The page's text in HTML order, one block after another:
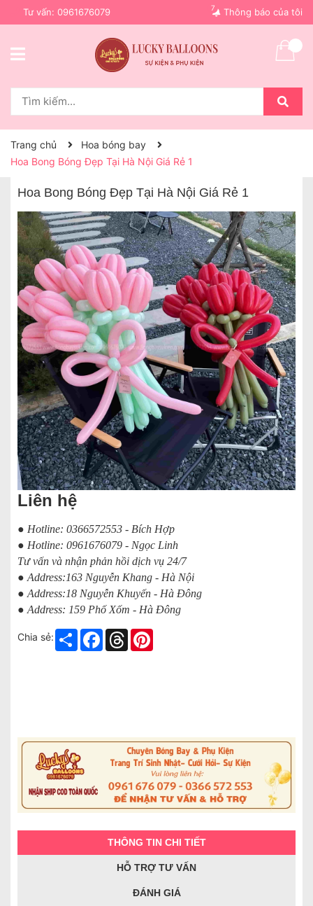
Tư vấn: 0961676079 Thông báo của tôi
7
Trang chủ
Hoa bóng bay
Hoa Bong Bóng Đẹp Tại Hà Nội Giá Rẻ 1
Hoa Bong Bóng Đẹp Tại Hà Nội Giá Rẻ 1
Liên hệ
● Hotline: 0366572553 - Bích Hợp
● Hotline: 0961676079 - Ngọc Linh
Tư vấn và nhận phản hồi dịch vụ 24/7
● Address:163 Nguyễn Khang - Hà Nội
● Address:18 Nguyễn Khuyến - Hà Đông
● Address: 159 Phố Xốm - Hà Đông
Chia sẻ: Share Facebook
Threads
THÔNG TIN CHI TIẾT
HỖ TRỢ TƯ VẤN
ĐÁNH GIÁ